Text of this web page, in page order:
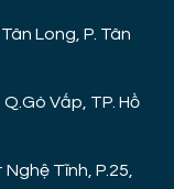
Long, P. Tân
Vấp, TP. Hồ
Tĩnh, P.25,